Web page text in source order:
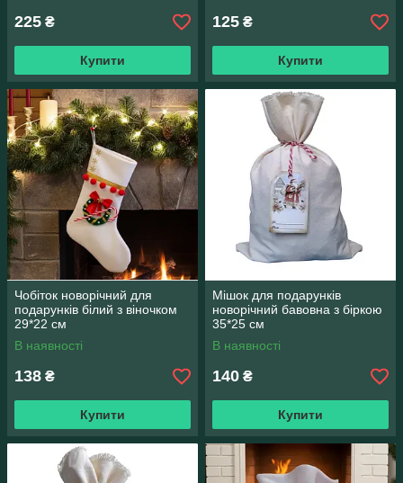
225 ₴
Купити
125 ₴
Купити
Чобіток новорічний для
подарунків білий з віночком
29*22 см
В наявності
138 ₴
Купити
Мішок для подарунків
новорічний бавовна з біркою
35*25 см
В наявності
140 ₴
Купити